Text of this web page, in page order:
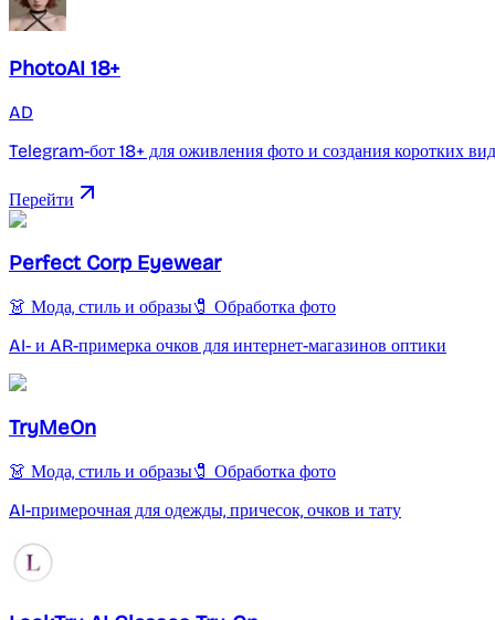
PhotoAI 18+
AD
Telegram-бот 18+ для оживления фото и создания коротких
Перейти
Perfect Corp Eyewear
👗 Мода, стиль и образы🧷 Обработка фото
AI- и AR-примерка очков для интернет-магазинов оптики
TryMeOn
👗 Мода, стиль и образы🧷 Обработка фото
AI-примерочная для одежды, причесок, очков и тату